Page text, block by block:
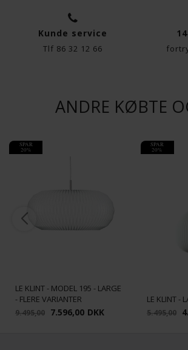
Kunde service
Tlf 86 32 12 66
ANDRE KØBTE
SPAR
20%
LE KLINT - MODEL 195 - LARGE
- FLERE VARIANTER
9.495,00 7.596,00 DKK
SPAR
20%
LE KLINT -
5.495,00